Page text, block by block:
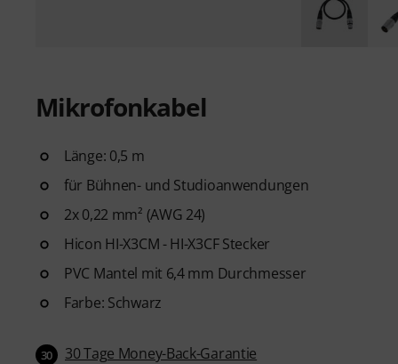
Mikrofonkabel
Länge: 0,5 m
für Bühnen- und Studioanwendungen
2x 0,22 mm² (AWG 24)
Hicon HI-X3CM - HI-X3CF Stecker
PVC Mantel mit 6,4 mm Durchmesser
Farbe: Schwarz
30 30 Tage Money-Back-Garantie